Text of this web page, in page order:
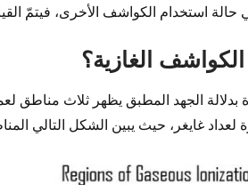
حالة استخدام الكواشف الأخرى، فيتمّ
الغازية؟
بدلالة الجهد المطبق يظهر ثلاث مناطق
لعداد غايغر، حيث يبين الشكل التالي